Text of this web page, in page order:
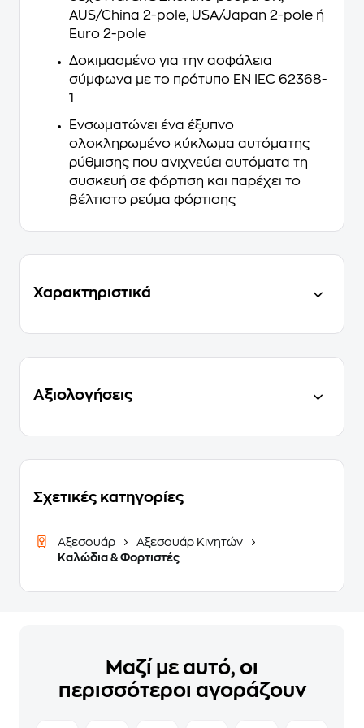
AUS/China 2-pole, USA/Japan 2-pole ή
Euro 2-pole
Δοκιμασμένο για την ασφάλεια
σύμφωνα με το πρότυπο EN IEC 62368-
1
Ενσωματώνει ένα έξυπνο
ολοκληρωμένο κύκλωμα αυτόματης
ρύθμισης που ανιχνεύει αυτόματα τη
συσκευή σε φόρτιση και παρέχει το
βέλτιστο ρεύμα φόρτισης
Χαρακτηριστικά
Αξιολογήσεις
Σχετικές κατηγορίες
Αξεσουάρ
Αξεσουάρ Κινητών
Καλώδια & Φορτιστές
Μαζί με αυτό, οι
περισσότεροι αγοράζουν